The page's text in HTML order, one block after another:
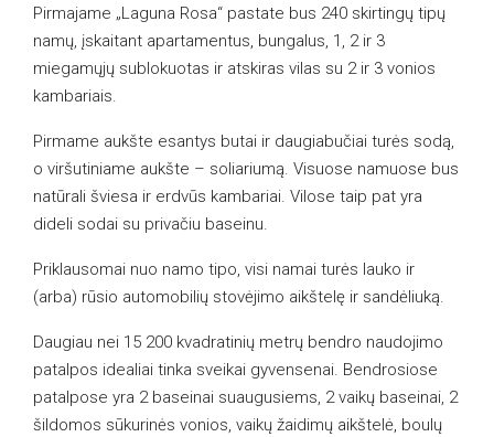
Pirmajame „Laguna Rosa“ pastate bus 240 skirtingų tipų
namų, įskaitant apartamentus, bungalus, 1, 2 ir 3
miegamųjų sublokuotas ir atskiras vilas su 2 ir 3 vonios
kambariais.
Pirmame aukšte esantys butai ir daugiabučiai turės sodą,
o viršutiniame aukšte – soliariumą. Visuose namuose bus
natūrali šviesa ir erdvūs kambariai. Vilose taip pat yra
dideli sodai su privačiu baseinu.
Priklausomai nuo namo tipo, visi namai turės lauko ir
(arba) rūsio automobilių stovėjimo aikštelę ir sandėliuką.
Daugiau nei 15 200 kvadratinių metrų bendro naudojimo
patalpos idealiai tinka sveikai gyvensenai. Bendrosiose
patalpose yra 2 baseinai suaugusiems, 2 vaikų baseinai, 2
šildomos sūkurinės vonios, vaikų žaidimų aikštelė, boulų